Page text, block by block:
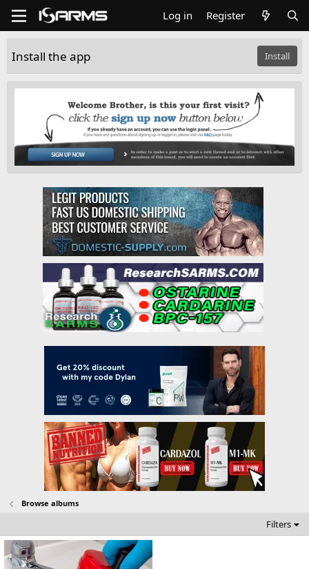
Log in Register
Install the app Install
Browse albums
Filters